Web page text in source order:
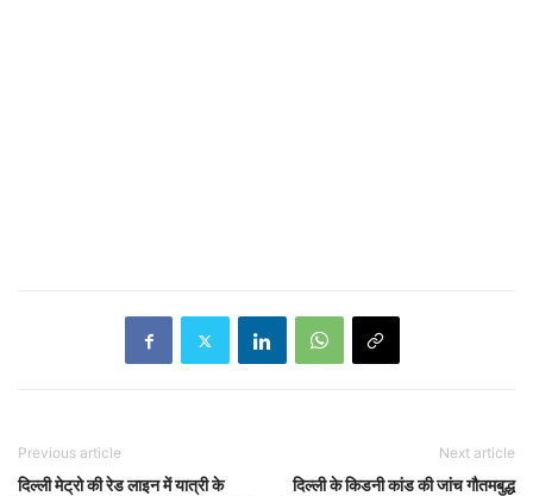
Previous article
दिल्ली मेट्रो की रेड लाइन में यात्री के
Next article
दिल्ली के किडनी कांड की जांच गौतमबुद्ध